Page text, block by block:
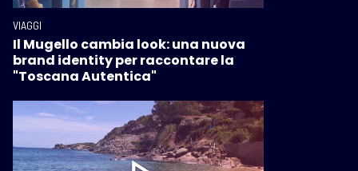
VIAGGI
Il Mugello cambia look: una nuova
brand identity per raccontare la
"Toscana Autentica"